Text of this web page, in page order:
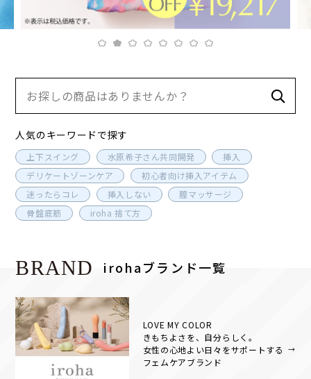
人気のキーワードで探す
上下スイング 水原希子さん共同開発
挿入
デリケートゾーンケア
初心者向け挿入アイテム
迷ったらコレ
挿入しない
膣マッサージ
骨盤底筋
iroha 捨て方
BRAND irohaブランド一覧
LOVE MY COLOR
きもちよさを、自分らしく。
女性の心地よい日々をサポートする
フェムケアブランド